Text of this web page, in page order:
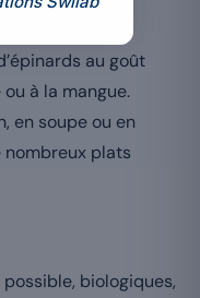
au goût
à la mangue.
en soupe ou en
nombreux plats
biologiques,